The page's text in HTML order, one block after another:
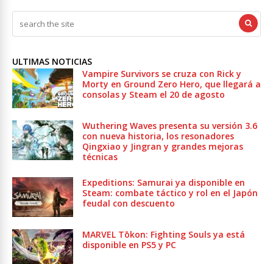
ULTIMAS NOTICIAS
Vampire Survivors se cruza con Rick y
Morty en Ground Zero Hero, que llegará a
consolas y Steam el 20 de agosto
Wuthering Waves presenta su versión 3.6
con nueva historia, los resonadores
Qingxiao y Jingran y grandes mejoras
técnicas
Expeditions: Samurai ya disponible en
Steam: combate táctico y rol en el Japón
feudal con descuento
MARVEL Tōkon: Fighting Souls ya está
disponible en PS5 y PC